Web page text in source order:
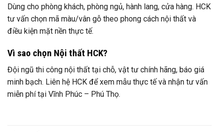
Dùng cho phòng khách, phòng ngủ, hành lang, cửa hàng. HCK
tư vấn chọn mã màu/vân gỗ theo phong cách nội thất và
điều kiện mặt nền thực tế.
Vì sao chọn Nội thất HCK?
Đội ngũ thi công nội thất tại chỗ, vật tư chính hãng, báo giá
minh bạch. Liên hệ HCK để xem mẫu thực tế và nhận tư vấn
miễn phí tại Vĩnh Phúc – Phú Thọ.